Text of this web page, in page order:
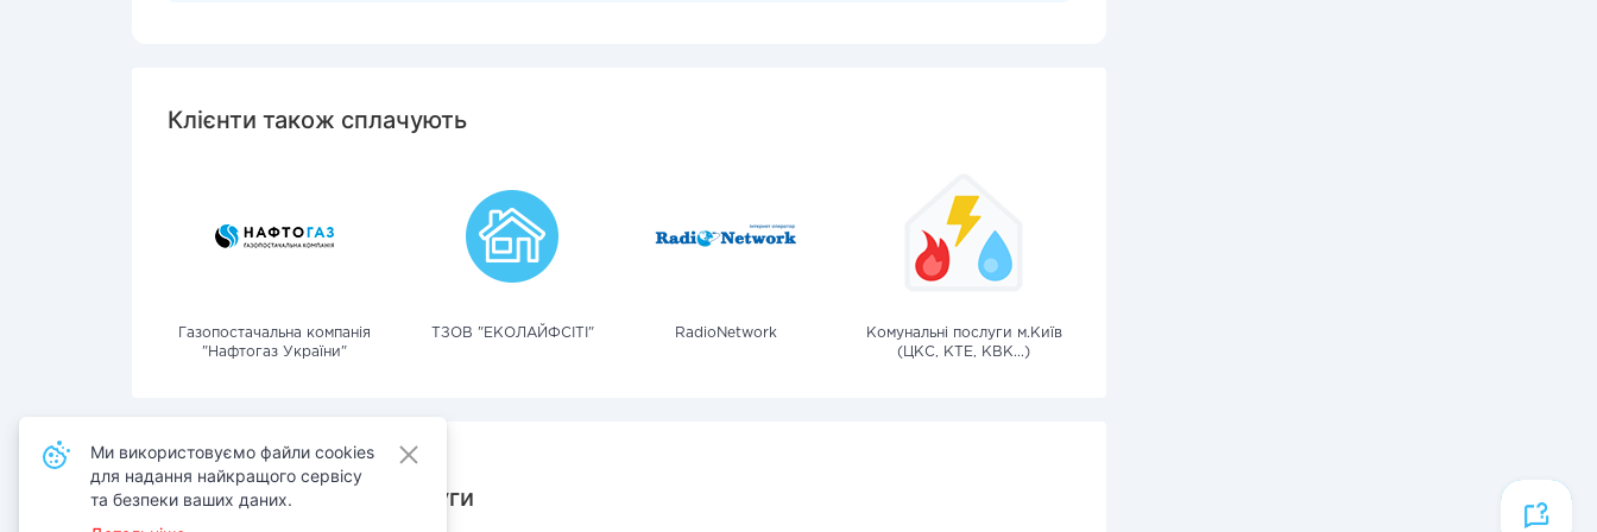
Клієнти також сплачують
Газопостачальна компанія
"Нафтогаз України"
ТЗОВ "ЕКОЛАЙФСІТІ" RadioNetwork
Комунальні послуги м.Київ
(ЦКС, КТЕ, КВК...)
Також сплачують послуги
Ми використовуємо файли cookies
для надання найкращого сервісу
та безпеки ваших даних.